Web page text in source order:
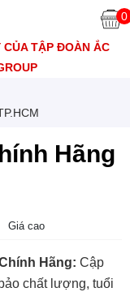
0
CỦA TẬP ĐOÀN ẮC
Hãng
Giá cao
Hãng: Cập
chất lượng, tuổi